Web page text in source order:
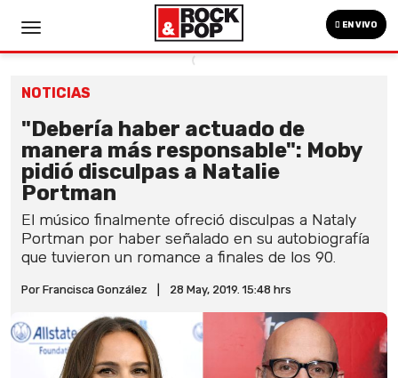
EN VIVO
NOTICIAS
"Debería haber actuado de
manera más responsable": Moby
pidió disculpas a Natalie
Portman
El músico finalmente ofreció disculpas a Nataly
Portman por haber señalado en su autobiografía
que tuvieron un romance a finales de los 90.
Por Francisca González 28 May, 2019. 15:48 hrs